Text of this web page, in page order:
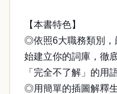
【本書特色】
◎依照6大職務類別，
始建立你的詞庫，徹
「完全不了解」的用
◎用簡單的插圖解釋